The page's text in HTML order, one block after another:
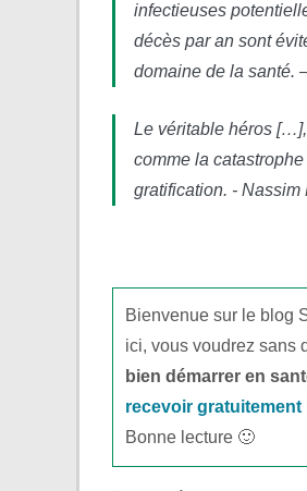
infectieuses
décès par an sont
domaine de la santé.
Le véritable héros […],
comme la
gratification. - Nassim
Bienvenue sur le blog
ici, vous voudrez sans
bien démarrer en
recevoir gratuitement
Bonne lecture 🙂